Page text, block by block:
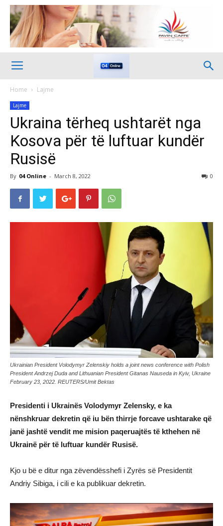
Home Lajme
Lajme
Ukraina tërheq ushtarët nga
Kosova për të luftuar kundër
Rusisë
By 04 Online - March 8, 2022 0
Ukrainian President Volodymyr Zelenskiy holds a joint news conference with Polish
President Andrzej Duda and Lithuanian President Gitanas Nauseda in Kyiv, Ukraine
February 23, 2022. REUTERS/Umit Bektas
Presidenti i Ukrainës Volodymyr Zelensky, e ka
nënshkruar dekretin që iu bën thirrje forcave ushtarake që
janë jashtë vendit me mision paqeruajtës të kthehen në
Ukrainë për të luftuar kundër Rusisë.
Kjo u bë e ditur nga zëvendësshefi i Zyrës së Presidentit
Andriy Sibiga, i cili e ka publikuar dekretin.